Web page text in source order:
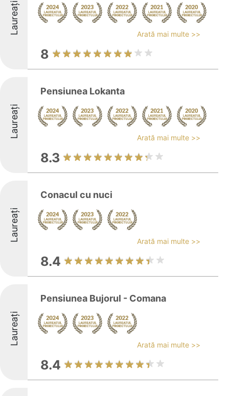
Laureați Arată mai multe >>
8
Laureați
Pensiunea Lokanta
Arată mai multe >>
8.3
Laureați
Conacul cu nuci
Arată mai multe >>
8.4
Laureați
Pensiunea Bujorul - Comana
Arată mai multe >>
8.4